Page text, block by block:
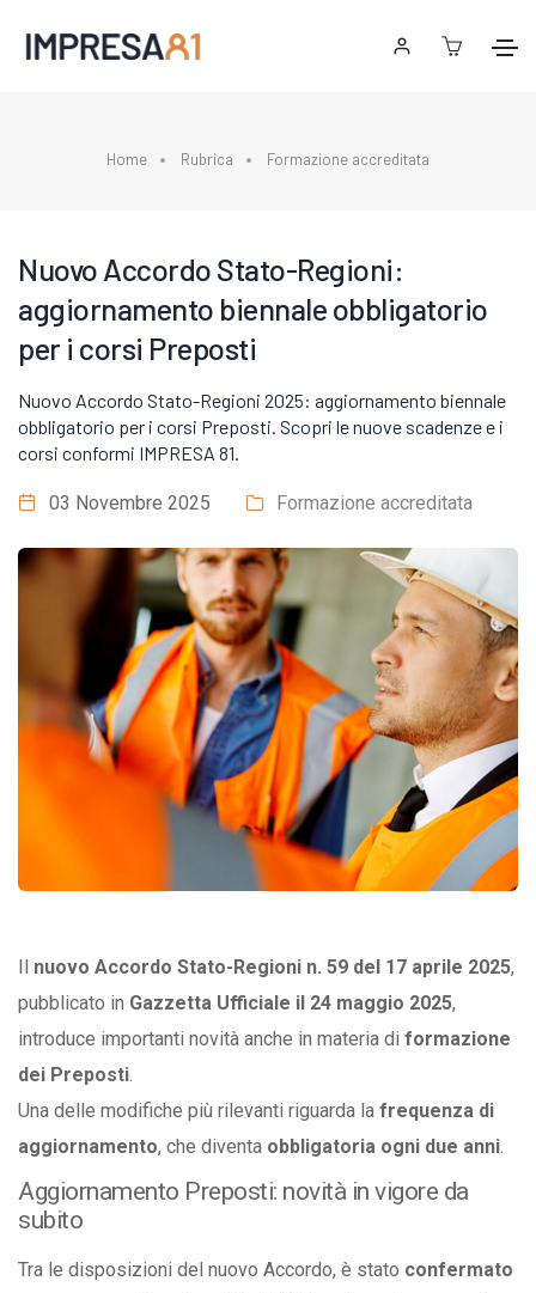
Home Rubrica Formazione accreditata
Nuovo Accordo Stato-Regioni:
aggiornamento biennale obbligatorio
per i corsi Preposti
Nuovo Accordo Stato-Regioni 2025: aggiornamento biennale
obbligatorio per i corsi Preposti. Scopri le nuove scadenze e i
corsi conformi IMPRESA 81.
03 Novembre 2025 Formazione accreditata
nuovo Accordo Stato-Regioni n. 59 del 17 aprile 2025,
pubblicato in Gazzetta Ufficiale il 24 maggio 2025,
introduce importanti novità anche in materia di formazione
dei Preposti.
Una delle modifiche più rilevanti riguarda la frequenza di
aggiornamento, che diventa obbligatoria ogni due anni.
Aggiornamento Preposti: novità in vigore da
subito
Tra le disposizioni del nuovo Accordo, è stato confermato